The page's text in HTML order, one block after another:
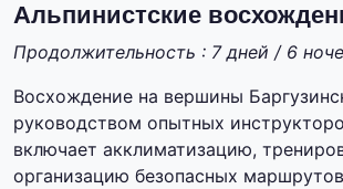
Альпинистские
Продолжительность : 7 дней / 6
Восхождение на вершины
руководством опытных
включает акклиматизацию,
организацию безопасных